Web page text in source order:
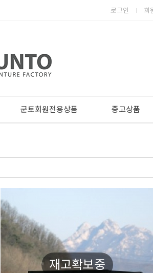
로그인 회
군토회원전용상품 중고상품
재고확보중